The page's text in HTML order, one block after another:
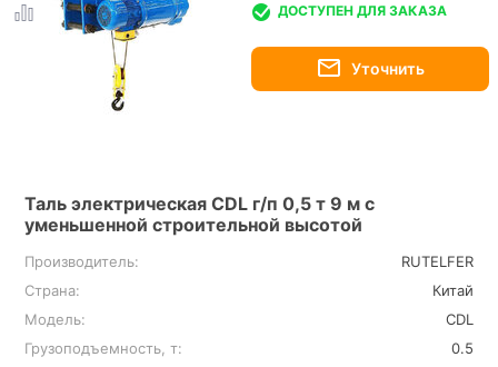
Таль электрическая CDL г/п 0,5 т 9 м с
уменьшенной строительной высотой
Производитель:
RUTELFER
Страна:
Китай
Модель:
CDL
Грузоподъемность, т:
0.5
ДОСТУПЕН ДЛЯ ЗАКАЗА